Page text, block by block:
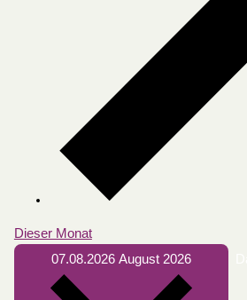
Dieser Monat
07.08.2026 August 2026